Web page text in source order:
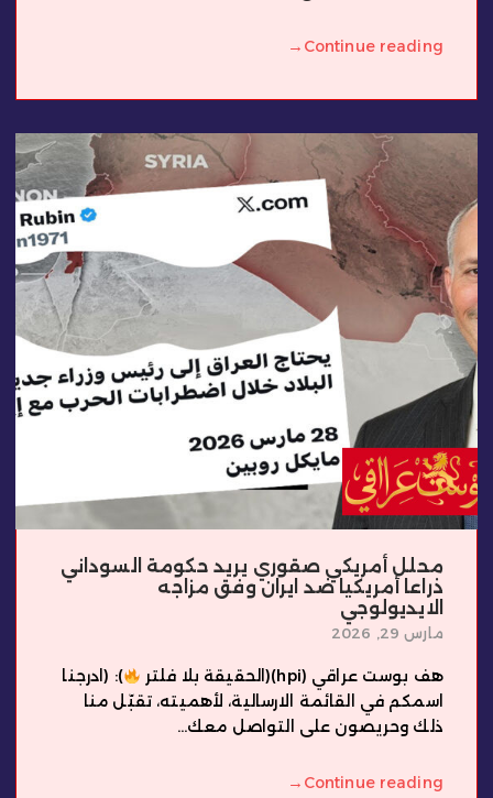
Continue reading
→
محلل أمريكي صقوري يريد حكومة السوداني
ذراعا أمريكيا ضد ايران وفق مزاجه
الايديولوجي
مارس 29, 2026
هف بوست عراقي (hpi)(الحقيقة بلا فلتر
): (ادرجنا
اسمكم في القائمة الارسالية، لأهميته، تقبّل منا
ذلك وحريصون على التواصل معك...
Continue reading
→